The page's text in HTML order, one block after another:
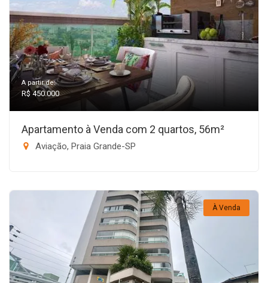
A partir de:
R$ 450.000
Apartamento à Venda com 2 quartos, 56m²
Aviação, Praia Grande-SP
À Venda